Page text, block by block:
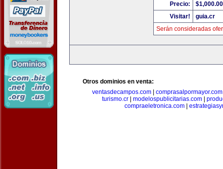
Precio:
$1,000.00
Visitar!
guia.cr
Serán consideradas
Otros dominios en venta:
ventasdecampos.com| comprasalpormayor.com
turismo.cr
modelospublicitarias.com
compraeletronica.com